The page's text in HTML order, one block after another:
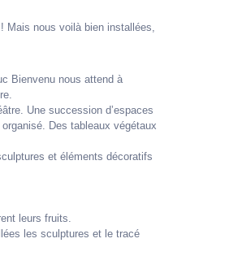
Mais nous voilà bien installées,
Bienvenu nous attend à
Une succession d’espaces
Des tableaux végétaux
et éléments décoratifs
leurs fruits.
les sculptures et le tracé